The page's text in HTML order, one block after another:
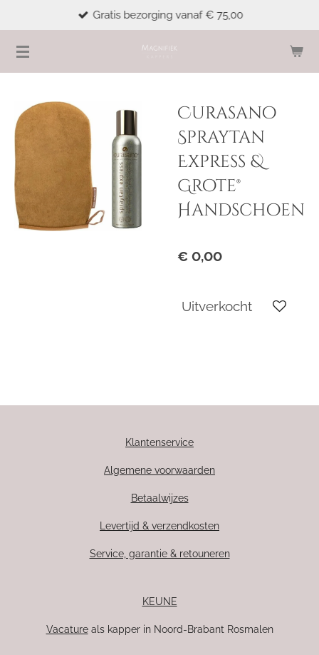
naar
de
Gratis bezorging vanaf € 75,00
Curasano
Spraytan
Express &
Grote®
Handschoen
€ 0,00
Uitverkocht
Klantenservice
Algemene voorwaarden
Betaalwijzes
Levertijd & verzendkosten
Service, garantie & retouneren
KEUNE
Vacatureals kapper in Noord-Brabant Rosmalen